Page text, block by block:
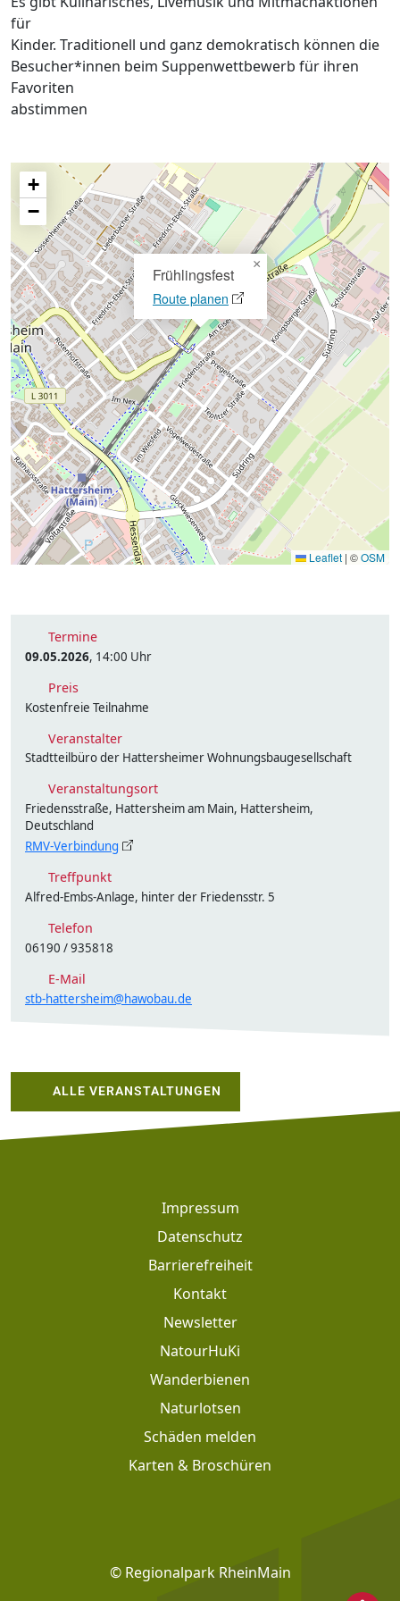
für
Kinder. Traditionell und ganz demokratisch können die
Besucher*innen beim Suppenwettbewerb für ihren
Favoriten
abstimmen
Frühlingsfest
Route planen
×
+
−
Leaflet | ©OSM
Termine
09.05.2026, 14:00 Uhr
Preis
Kostenfreie Teilnahme
Veranstalter
Stadtteilbüro der Hattersheimer Wohnungsbaugesellschaft
Veranstaltungsort
Friedensstraße, Hattersheim am Main, Hattersheim,
Deutschland
RMV-Verbindung
Treffpunkt
Alfred-Embs-Anlage, hinter der Friedensstr. 5
Telefon
06190 / 935818
E-Mail
stb-hattersheim@hawobau.de
ALLE VERANSTALTUNGEN
Footer: Meta Navigation
Impressum
Datenschutz
Barrierefreiheit
Kontakt
Newsletter
NatourHuKi
Wanderbienen
Naturlotsen
Schäden melden
Karten & Broschüren
© Regionalpark RheinMain